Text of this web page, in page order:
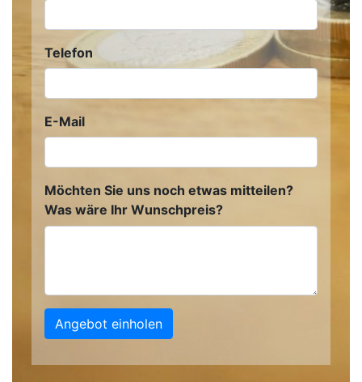
Telefon
E-Mail
Möchten Sie uns noch etwas mitteilen?
Was wäre Ihr Wunschpreis?
Angebot einholen